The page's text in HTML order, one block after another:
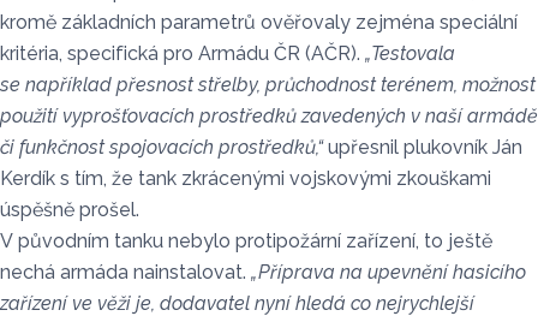
kromě základních parametrů ověřovaly zejména speciální
kritéria, specifická pro Armádu ČR (AČR). „Testovala
se například přesnost střelby, průchodnost terénem, možnost
použití vyprošťovacích prostředků zavedených v naší armádě
či funkčnost spojovacích prostředků,“upřesnil plukovník Ján
Kerdík s tím, že tank zkrácenými vojskovými zkouškami
úspěšně prošel.
V původním tanku nebylo protipožární zařízení, to ještě
nechá armáda nainstalovat. „Příprava na upevnění hasicího
zařízení ve věži je, dodavatel nyní hledá co nejrychlejší